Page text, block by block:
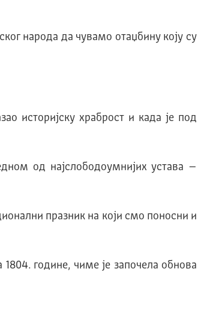
народа да чувамо отаџбину коју су
историјску храброст и када је под
од најслободоумнијих устава –
празник на који смо поносни и
године, чиме је започела обнова